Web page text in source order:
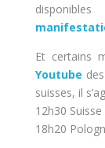
Et certains
Youtube
suisses, il
12h30
18h20